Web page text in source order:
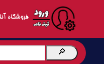
فروشگاه